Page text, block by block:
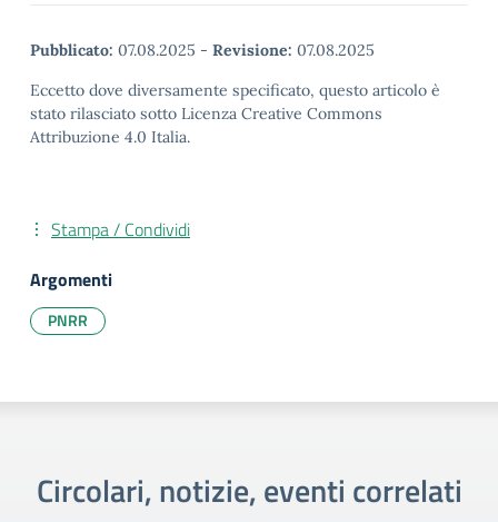
Pubblicato: 07.08.2025 - Revisione: 07.08.2025
Eccetto dove diversamente specificato, questo articolo è
stato rilasciato sotto Licenza Creative Commons
Attribuzione 4.0 Italia.
Stampa / Condividi
Argomenti
PNRR
Circolari, notizie, eventi correlati